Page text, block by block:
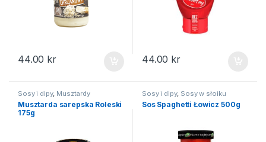
44.00 kr 44.00 kr
Sosy i dipy, Musztardy
Musztarda sarepska Roleski
175g
Sosy i dipy, Sosy w słoiku
Sos Spaghetti Łowicz 500g